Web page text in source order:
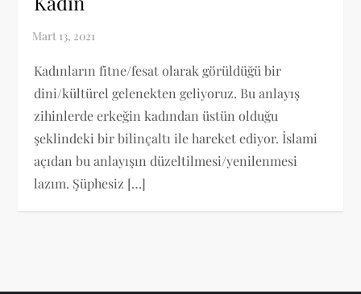
Kadınların fitne/fesat olarak görüldüğü bir
dini/kültürel gelenekten geliyoruz. Bu anlayış
zihinlerde erkeğin kadından üstün olduğu
şeklindeki bir bilinçaltı ile hareket ediyor. İslami
açıdan bu anlayışın düzeltilmesi/yenilenmesi
lazım. Şüphesiz […]